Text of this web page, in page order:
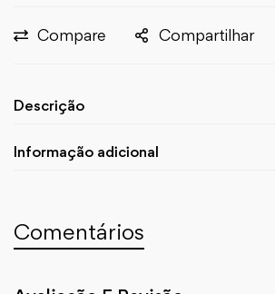
Compare Compartilhar
Descrição
Informação adicional
Comentários